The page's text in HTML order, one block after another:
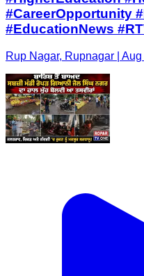
#CareerOpportunity
#EducationNews
Rup Nagar, Rupnagar |